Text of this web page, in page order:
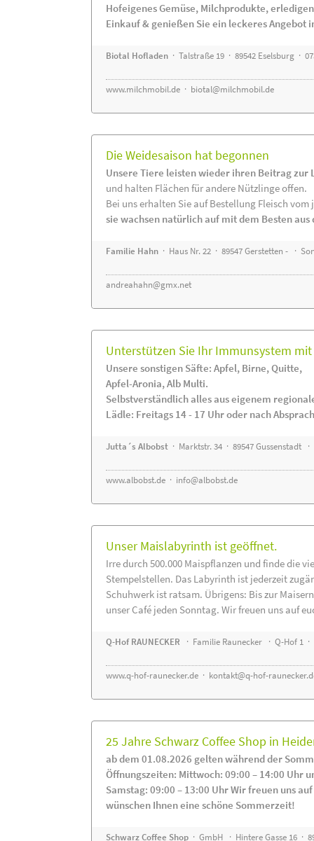
Hofeigenes Gemüse, Milchprodukte,
Einkauf & genießen Sie ein leckeres Angebot
Biotal Hofladen · Talstraße 19 · 89542 Eselsburg ·
www.milchmobil.de · biotal@milchmobil.de
Die Weidesaison hat begonnen
Unsere Tiere leisten wieder ihren Beitrag zur
und halten Flächen für andere Nützlinge offen.
Bei uns erhalten Sie auf Bestellung Fleisch
sie wachsen natürlich auf mit dem Besten aus
Familie Hahn · Haus Nr. 22 · 89547 Gerstetten - ·
andreahahn@gmx.net
Unterstützen Sie Ihr Immunsystem
Unsere sonstigen Säfte: Apfel, Birne, Quitte,
Apfel-Aronia, Alb Multi.
Selbstverständlich alles aus eigenem
Lädle: Freitags 14 - 17 Uhr oder nach
Jutta´s Albobst · Marktstr. 34 · 89547 Gussenstadt ·
www.albobst.de · info@albobst.de
Unser Maislabyrinth ist geöffnet.
Irre durch 500.000 Maispflanzen und finde die
Stempelstellen. Das Labyrinth ist jederzeit
Schuhwerk ist ratsam. Übrigens: Bis zur
unser Café jeden Sonntag. Wir freuen uns auf
Q-Hof RAUNECKER · Familie Raunecker · Q-Hof 1
www.q-hof-raunecker.de · kontakt@q-hof-
25 Jahre Schwarz Coffee Shop in
ab dem 01.08.2026 gelten während der
Öffnungszeiten: Mittwoch: 09:00 – 14:00 Uhr
Samstag: 09:00 – 13:00 Uhr Wir freuen uns
wünschen Ihnen eine schöne Sommerzeit!
Schwarz Coffee Shop · GmbH · Hintere Gasse 16 ·